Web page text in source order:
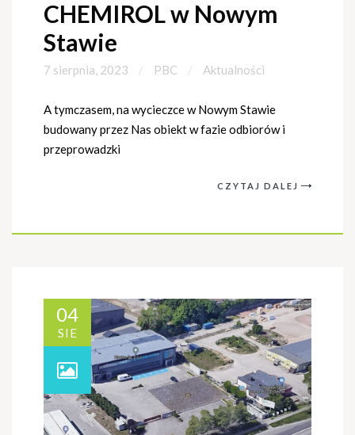
CHEMIROL w Nowym
Stawie
7 sierpnia, 2023 PBC Aktualności
A tymczasem, na wycieczce w Nowym Stawie
budowany przez Nas obiekt w fazie odbiorów i
przeprowadzki
CZYTAJ DALEJ
04
SIE